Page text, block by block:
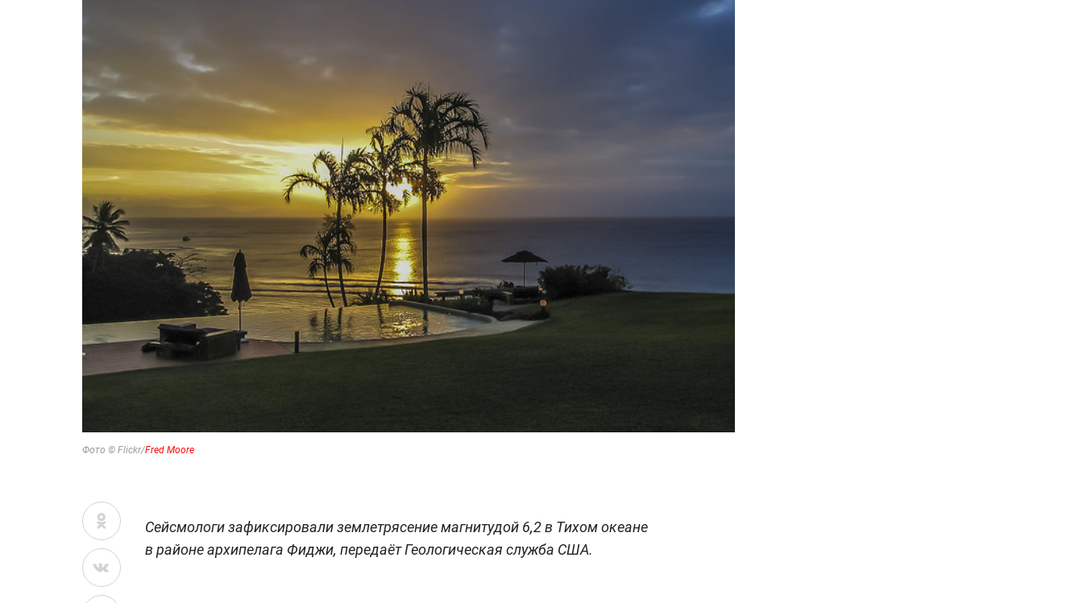
Фото © Flickr/Fred Moore
Сейсмологи зафиксировали землетрясение магнитудой 6,2 в Тихом океане
в районе архипелага Фиджи, передаёт Геологическая служба США.